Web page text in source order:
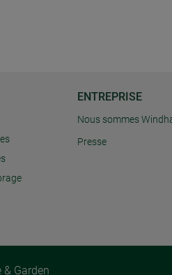
ENTREPRISE
Nous sommes
Presse
Garden